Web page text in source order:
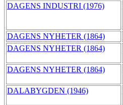
DAGENS INDUSTRI (1976)
DAGENS NYHETER (1864)
DAGENS NYHETER (1864)
DAGENS NYHETER (1864)
DALABYGDEN (1946)